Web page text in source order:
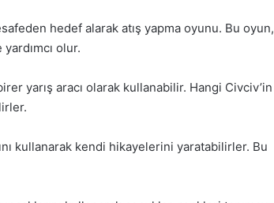
hedef alarak atış yapma oyunu. Bu oyun,
olur.
yarış aracı olarak kullanabilir. Hangi Civciv’in
kullanarak kendi hikayelerini yaratabilirler. Bu